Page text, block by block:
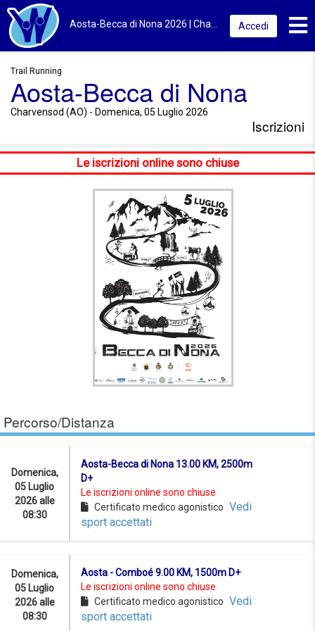
Accedi
Trail Running
Aosta-Becca di Nona
Charvensod (AO) - Domenica, 05 Luglio 2026
Iscrizioni
Le iscrizioni online sono chiuse
Percorso/Distanza
Domenica,
05 Luglio
2026 alle
08:30
Aosta-Becca di Nona 13.00 KM, 2500m
D+
Le iscrizioni online sono chiuse
Certificato medico agonistico Vedi
sport accettati
Domenica,
05 Luglio
2026 alle
08:30
Aosta - Comboé 9.00 KM, 1500m D+
Le iscrizioni online sono chiuse
Certificato medico agonistico Vedi
sport accettati